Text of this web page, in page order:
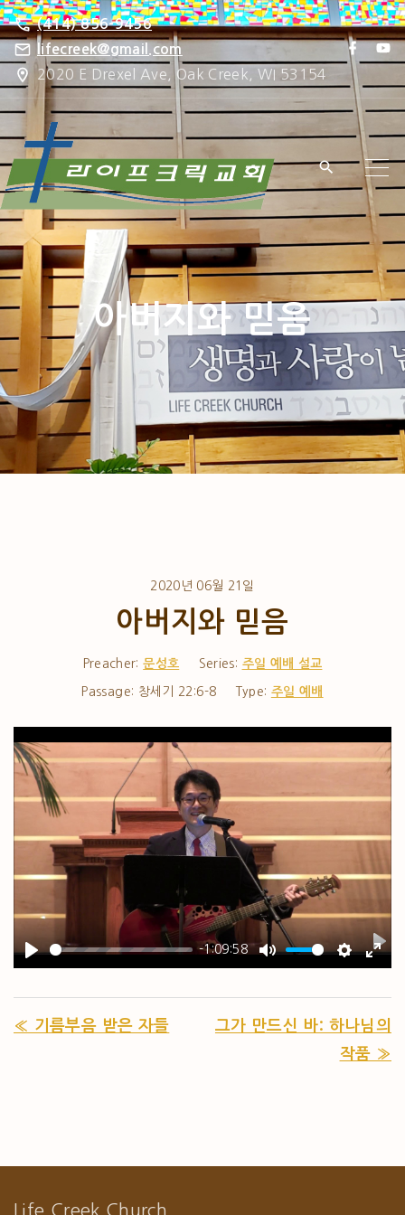
S
k
i
c
o
n
t
(414) 856-9456
lifecreek@gmail.com
2020 E Drexel Ave, Oak Creek, WI 53154
f
a
e
b
o
k
y
o
t
e
아버지와 믿음
2020년 06월 21일
아버지와 믿음
Preacher: 문성호 Series: 주일 예배 설교
Passage: 창세기 22:6-8 Type: 주일 예배
PLAY
-1:09:58
MUTE
« 기름부음 받은 자들
그가 만드신 바: 하나님의
작품 »
Life Creek Church